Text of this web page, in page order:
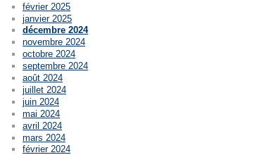
février 2025
janvier 2025
décembre 2024
novembre 2024
octobre 2024
septembre 2024
août 2024
juillet 2024
juin 2024
mai 2024
avril 2024
mars 2024
février 2024